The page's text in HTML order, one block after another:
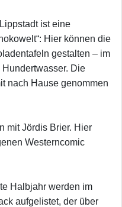
ist eine
Hier können die
gestalten – im
Die
nach Hause genommen
mit Jördis Brier. Hier
Westerncomic
Halbjahr werden im
aufgelistet, der über